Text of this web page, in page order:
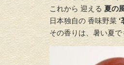
これから 迎える夏の
日本独自の 香味野菜
その香りは、暑い夏で